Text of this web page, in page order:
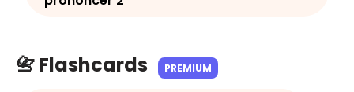
📇 Flashcards PREMIUM